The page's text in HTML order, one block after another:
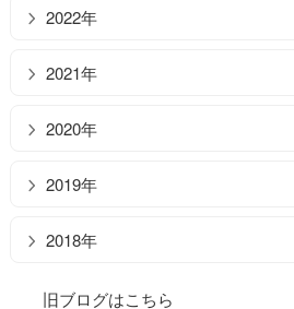
2022年
2021年
2020年
2019年
2018年
旧ブログはこちら